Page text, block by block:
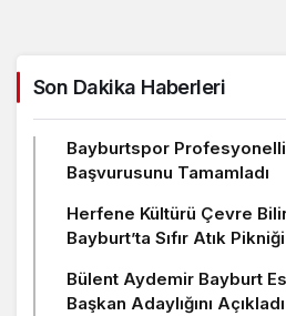
Son Dakika Haberleri
Bayburtspor
Başvurusunu Tamamladı
Herfene Kültürü Çevre
Bayburt’ta Sıfır Atık Pikniği
Bülent Aydemir Bayburt
Başkan Adaylığını Açıkladı